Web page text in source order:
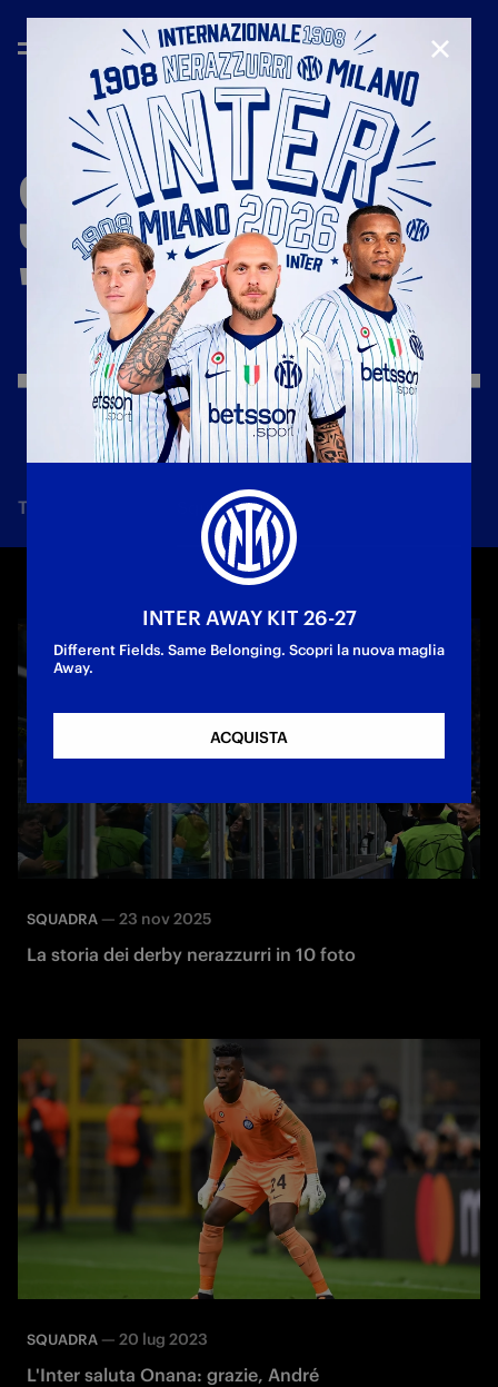
STAGIONE
'22/'23
Tutte le notizie Squadra Società
SQUADRA — 23 nov 2025
La storia dei derby nerazzurri in 10 foto
SQUADRA — 20 lug 2023
L'Inter saluta Onana: grazie, André
INTER AWAY KIT 26-27
Different Fields. Same Belonging. Scopri la nuova maglia
Away.
ACQUISTA